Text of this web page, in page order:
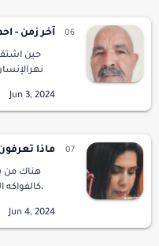
آخر زمن - احمد عباس
حين
ماذا
هناك من
عامرةولي